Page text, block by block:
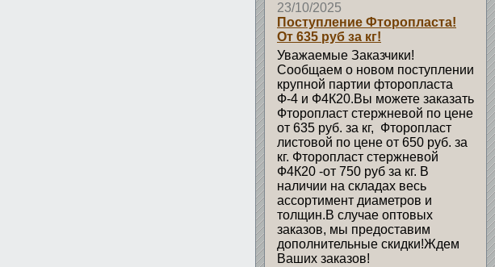
23/10/2025
Поступление Фторопласта!
От 635 руб за кг!
Уважаемые Заказчики!
Сообщаем о новом поступлении
крупной партии фторопласта
Ф-4 и Ф4К20.Вы можете заказать
Фторопласт стержневой по цене
от 635 руб. за кг, Фторопласт
листовой по цене от 650 руб. за
кг. Фторопласт стержневой
Ф4К20 -от 750 руб за кг. В
наличии на складах весь
ассортимент диаметров и
толщин.В случае оптовых
заказов, мы предоставим
дополнительные скидки!Ждем
Ваших заказов!